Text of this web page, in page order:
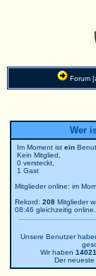
Forum
Wer
Im Moment ist ein
Kein Mitglied,
0 versteckt,
1 Gast
Mitglieder online: im
Rekord: 208 Mitglieder
08:46 gleichzeitig online.
Unsere Benutzer
Wir haben 14021
Der